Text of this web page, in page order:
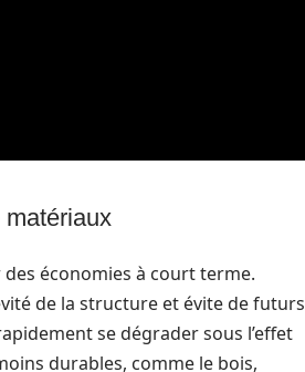
économies à court terme.
de la structure et évite de futurs
se dégrader sous l’effet
durables, comme le bois,